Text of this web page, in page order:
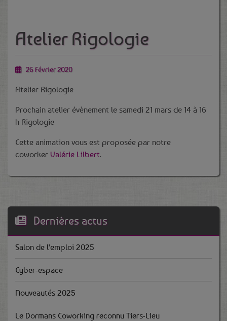
Atelier Rigologie
26 Février 2020
Atelier Rigologie
Prochain atelier évènement le samedi 21 mars de 14 à 16
h Rigologie
Cette animation vous est proposée par notre
coworker Valérie Lilbert.
Dernières actus
Salon de l'emploi 2025
Cyber-espace
Nouveautés 2025
Le Dormans Coworking reconnu Tiers-Lieu